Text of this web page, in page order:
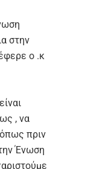
στην
ο .κ
, να
πριν
Ένωση